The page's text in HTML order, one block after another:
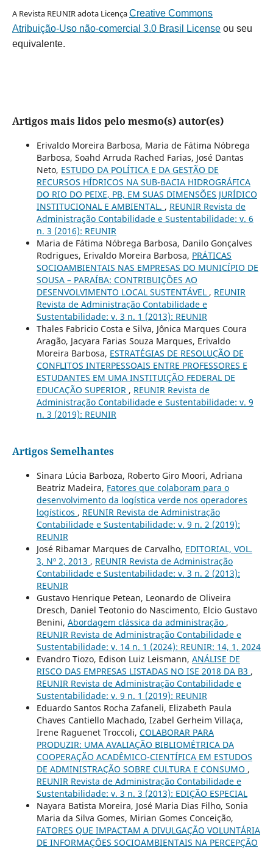
A Revista REUNIR adota LicençaCreative Commons
Atribuição-Uso não-comercial 3.0 Brasil Licenseou seu
equivalente.
Artigos mais lidos pelo mesmo(s) autor(es)
Erivaldo Moreira Barbosa, Maria de Fátima Nóbrega
Barbosa, Soahd Arruda Rached Farias, José Dantas
Neto, ESTUDO DA POLÍTICA E DA GESTÃO DE
RECURSOS HÍDRICOS NA SUB-BACIA HIDROGRÁFICA
DO RIO DO PEIXE, PB, EM SUAS DIMENSÕES JURÍDICO
INSTITUCIONAL E AMBIENTAL. , REUNIR Revista de
Administração Contabilidade e Sustentabilidade: v. 6
n. 3 (2016): REUNIR
Maria de Fátima Nóbrega Barbosa, Danilo Gonçalves
Rodrigues, Erivaldo Moreira Barbosa, PRÁTICAS
SOCIOAMBIENTAIS NAS EMPRESAS DO MUNICÍPIO DE
SOUSA – PARAÍBA: CONTRIBUIÇÕES AO
DESENVOLVIMENTO LOCAL SUSTENTÁVEL , REUNIR
Revista de Administração Contabilidade e
Sustentabilidade: v. 3 n. 1 (2013): REUNIR
Thales Fabricio Costa e Silva, Jônica Marques Coura
Aragão, Jacyara Farias Souza Marques, Erivaldo
Moreira Barbosa, ESTRATÉGIAS DE RESOLUÇÃO DE
CONFLITOS INTERPESSOAIS ENTRE PROFESSORES E
ESTUDANTES EM UMA INSTITUIÇÃO FEDERAL DE
EDUCAÇÃO SUPERIOR , REUNIR Revista de
Administração Contabilidade e Sustentabilidade: v. 9
n. 3 (2019): REUNIR
Artigos Semelhantes
Sinara Lúcia Barboza, Roberto Giro Moori, Adriana
Beatriz Madeira, Fatores que colaboram para o
desenvolvimento da logística verde nos operadores
logísticos , REUNIR Revista de Administração
Contabilidade e Sustentabilidade: v. 9 n. 2 (2019):
REUNIR
José Ribamar Marques de Carvalho, EDITORIAL, VOL.
3, Nº 2, 2013 , REUNIR Revista de Administração
Contabilidade e Sustentabilidade: v. 3 n. 2 (2013):
REUNIR
Gustavo Henrique Petean, Leonardo de Oliveira
Dresch, Daniel Teotonio do Nascimento, Elcio Gustavo
Benini, Abordagem clássica da administração ,
REUNIR Revista de Administração Contabilidade e
Sustentabilidade: v. 14 n. 1 (2024): REUNIR: 14, 1, 2024
Evandro Tiozo, Edison Luiz Leismann, ANÁLISE DE
RISCO DAS EMPRESAS LISTADAS NO ISE 2018 DA B3 ,
REUNIR Revista de Administração Contabilidade e
Sustentabilidade: v. 9 n. 1 (2019): REUNIR
Eduardo Santos Rocha Zafaneli, Elizabeth Paula
Chaves Cantiello Machado, Izabel Gerheim Villaça,
Irene Raguenet Troccoli, COLABORAR PARA
PRODUZIR: UMA AVALIAÇÃO BIBLIOMÉTRICA DA
COOPERAÇÃO ACADÊMICO-CIENTÍFICA EM ESTUDOS
DE ADMINISTRAÇÃO SOBRE CULTURA E CONSUMO ,
REUNIR Revista de Administração Contabilidade e
Sustentabilidade: v. 3 n. 3 (2013): EDIÇÃO ESPECIAL
Nayara Batista Moreira, José Maria Dias Filho, Sonia
Maria da Silva Gomes, Mirian Gomes Conceição,
FATORES QUE IMPACTAM A DIVULGAÇÃO VOLUNTÁRIA
DE INFORMAÇÕES SOCIOAMBIENTAIS NA PERCEPÇÃO